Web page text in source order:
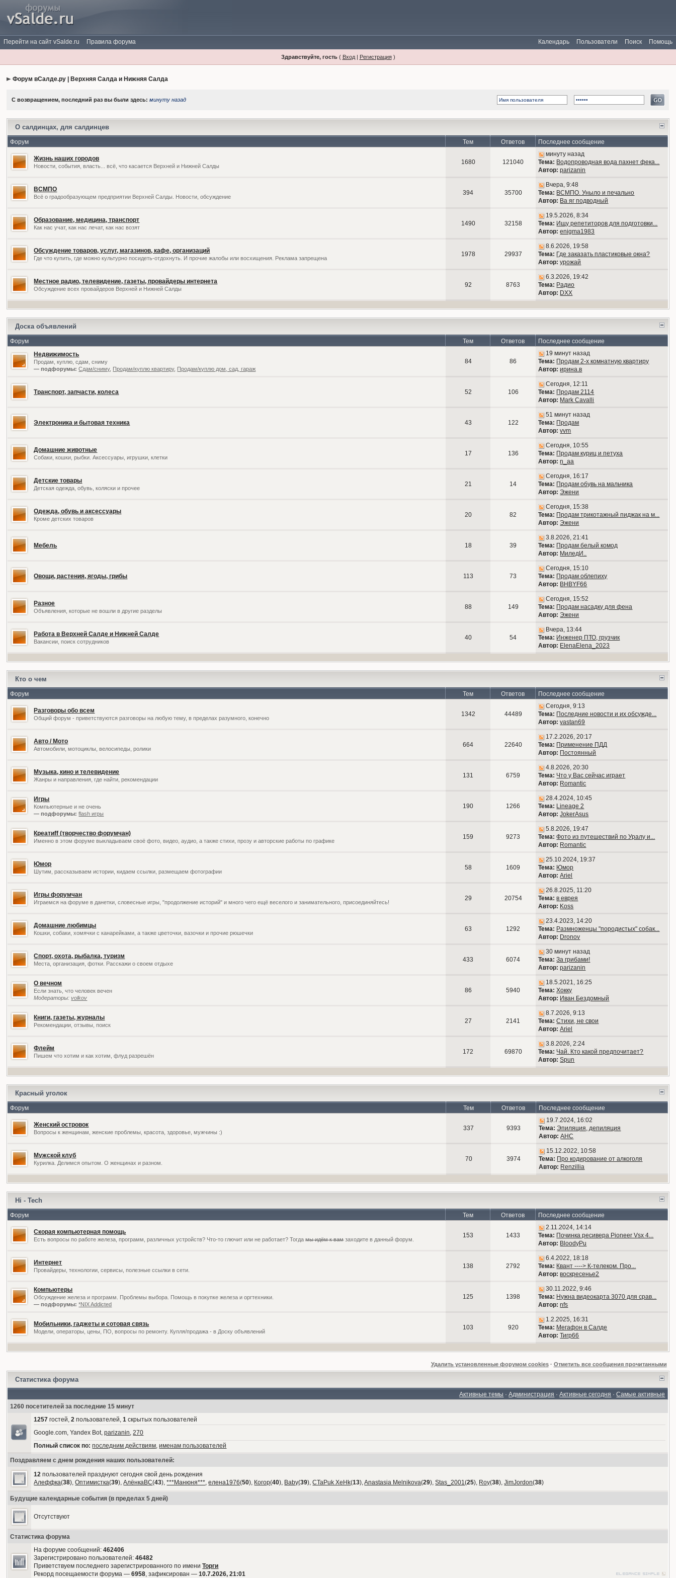
Перейти на сайт vSalde.ru Правила форума Помощь
Поиск
Пользователи
Календарь
Здравствуйте, гость( Вход| Регистрация)
Форум вСалде.ру | Верхняя Салда и Нижняя Салда
С возвращением, последний раз вы были здесь:минуту назад
О салдинцах, для салдинцев
Форум Тем Ответов Последнее сообщение
Жизнь наших городов
Новости, события, власть... всё, что касается Верхней и Нижней Салды
1680 121040
минуту назад
Тема: Водопроводная вода пахнет фека...
Автор: parizanin
ВСМПО
Всё о градообразующем предприятии Верхней Салды. Новости, обсуждение
394 35700
Вчера, 9:48
Тема: ВСМПО. Уныло и печально
Автор: Ва яг подводный
Образование, медицина, транспорт
Как нас учат, как нас лечат, как нас возят
1490 32158
19.5.2026, 8:34
Тема: Ищу репетиторов для подготовки...
Автор: enigma1983
Обсуждение товаров, услуг, магазинов, кафе, организаций
Где что купить, где можно культурно посидеть-отдохнуть. И прочие жалобы или восхищения. Реклама запрещена
1978 29937
8.6.2026, 19:58
Тема: Где заказать пластиковые окна?
Автор: урожай
Местное радио, телевидение, газеты, провайдеры интернета
Обсуждение всех провайдеров Верхней и Нижней Салды
92 8763
6.3.2026, 19:42
Тема: Радио
Автор: DXX
Доска объявлений
Форум Тем Ответов
Последнее сообщение
Недвижимость
Продам, куплю, сдам, сниму
— подфорумы: Сдам/сниму, Продам/куплю квартиру, Продам/куплю дом, сад, гараж
84 86
19 минут назад
Тема: Продам 2-х комнатную квартиру
Автор: ирина.в
Транспорт, запчасти, колеса 52 106
Сегодня, 12:11
Тема: Продам 2114
Автор: Mark Cavalli
Электроника и бытовая техника 43 122
51 минут назад
Тема: Продам
Автор: vvm
Домашние животные
Собаки, кошки, рыбки. Аксессуары, игрушки, клетки
17 136
Сегодня, 10:55
Тема: Продам куриц и петуха
Автор: n_aa
Детские товары
Детская одежда, обувь, коляски и прочее
21 14
Сегодня, 16:17
Тема: Продам обувь на мальчика
Автор: Эжени
Одежда, обувь и аксессуары
Кроме детских товаров
20 82
Сегодня, 15:38
Тема: Продам трикотажный пиджак на м...
Автор: Эжени
Мебель 18 39
3.8.2026, 21:41
Тема: Продам белый комод
Автор: МиледИ..
Овощи, растения, ягоды, грибы 113 73
Сегодня, 15:10
Тема: Продам облепиху
Автор: BHBYF66
Разное
Объявления, которые не вошли в другие разделы
88 149
Сегодня, 15:52
Тема: Продам насадку для фена
Автор: Эжени
Работа в Верхней Салде и Нижней Салде
Вакансии, поиск сотрудников
40 54
Вчера, 13:44
Тема: Инженер ПТО, грузчик
Автор: ElenaElena_2023
Кто о чем
Форум Тем Ответов Последнее сообщение
Разговоры обо всем
Общий форум - приветствуются разговоры на любую тему, в пределах разумного, конечно
1342 44489
Сегодня, 9:13
Тема: Последние новости и их обсужде...
Автор: vastan69
Авто / Мото
Автомобили, мотоциклы, велосипеды, ролики
664 22640
17.2.2026, 20:17
Тема: Применение ПДД
Автор: Постоянный
Музыка, кино и телевидение
Жанры и направления, где найти, рекомендации
131 6759
4.8.2026, 20:30
Тема: Что у Вас сейчас играет
Автор: Romantic
Игры
Компьютерные и не очень
— подфорумы: flash игры
190 1266
28.4.2024, 10:45
Тема: Lineage 2
Автор: JokerAsus
Креатиff (творчество форумчан)
Именно в этом форуме выкладываем своё фото, видео, аудио, а также стихи, прозу и авторские работы по графике
159 9273
5.8.2026, 19:47
Тема: Фото из путешествий по Уралу и...
Автор: Romantic
Юмор
Шутим, рассказываем истории, кидаем ссылки, размещаем фотографии
58 1609
25.10.2024, 19:37
Тема: Юмор
Автор: Ariel
Игры форумчан
Играемся на форуме в данетки, словесные игры, "продолжение историй" и много чего ещё веселого и занимательного, присоединяйтесь!
29 20754
26.8.2025, 11:20
Тема: в еврея
Автор: Koss
Домашние любимцы
Кошки, собаки, хомячки с канарейками, а также цветочки, вазочки и прочие рюшечки
63 1292
23.4.2023, 14:20
Тема: Размноженцы "породистых" собак...
Автор: Dronov
Спорт, охота, рыбалка, туризм
Места, организация, фотки. Расскажи о своем отдыхе
433 6074
30 минут назад
Тема: За грибами!
Автор: parizanin
О вечном
Если знать, что человек вечен
Модераторы:volkov
86 5940
18.5.2021, 16:25
Тема: Хокку
Автор: Иван Бездомный
Книги, газеты, журналы
Рекомендации, отзывы, поиск
27 2141
8.7.2026, 9:13
Тема: Стихи, не свои
Автор: Ariel
Флейм
Пишем что хотим и как хотим, флуд разрешён
172 69870
3.8.2026, 2:24
Тема: Чай. Кто какой предпочитает?
Автор: Spun
Красный уголок
Форум Тем Ответов Последнее сообщение
Женский островок
Вопросы к женщинам, женские проблемы, красота, здоровье, мужчины :)
337 9393
19.7.2024, 16:02
Тема: Эпиляция, депиляция
Автор: АНС
Мужской клуб
Курилка. Делимся опытом. О женщинах и разном.
70 3974
15.12.2022, 10:58
Тема: Про кодирование от алкоголя
Автор: Renzillia
Hi - Tech
Форум Тем Ответов Последнее сообщение
Скорая компьютерная помощь
Есть вопросы по работе железа, программ, различных устройств? Что-то глючит или не работает? Тогдамы идём к вамзаходите в данный форум.
153 1433
2.11.2024, 14:14
Тема: Починка ресивера Pioneer Vsx 4...
Автор: BloodyPu
Интернет
Провайдеры, технологии, сервисы, полезные ссылки в сети.
138 2792
6.4.2022, 18:18
Тема: Квант ----> К-телеком. Про...
Автор: воскресенье2
Компьютеры
Обсуждение железа и программ. Проблемы выбора. Помощь в покупке железа и оргтехники.
— подфорумы: *NIX Addicted
125 1398
30.11.2022, 9:46
Тема: Нужна видеокарта 3070 для срав...
Автор: nfs
Мобильники, гаджеты и сотовая связь
Модели, операторы, цены, ПО, вопросы по ремонту. Купля/продажа - в Доску объявлений
103 920
1.2.2025, 16:31
Тема: Мегафон в Салде
Автор: Тигр66
Удалить установленные форумом cookies· Отметить все сообщения прочитанными
Статистика форума
Активные темы ·Администрация ·Активные сегодня ·Самые активные
1260 посетителей за последние 15 минут
1257 гостей,2 пользователей,1 скрытых пользователей
Google.com, Yandex Bot,parizanin,270
Полный список по: последним действиям,именам пользователей
Поздравляем с днем рождения наших пользователей:
12 пользователей празднуют сегодня свой день рождения
Алеффка(38),Оптимистка(39),АлёнкаВС(43),***Манюня***,елена1976(50), Когор(40), Baby(39),CTaPuk XeHk(13),Anastasia Melnikova(29),Stas_2001(25), Roy(38),JimJordon(38)
Будущие календарные события (в пределах 5 дней)
Отсутствуют
Статистика форума
На форуме сообщений:462406
Зарегистрировано пользователей:46482
Приветствуем последнего зарегистрированного по имениТорги
Рекорд посещаемости форума —6958, зафиксирован —10.7.2026, 21:01